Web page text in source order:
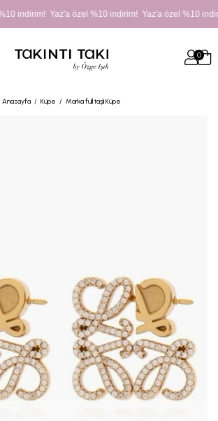
indirim! Yaz'a özel %10 indirim! Yaz'a özel %10
0
Anasayfa Küpe Marka full taşlı Küpe